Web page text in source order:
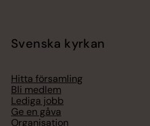
Svenska kyrkan
Hitta församling
Bli medlem
Lediga jobb
Ge en gåva
Organisation